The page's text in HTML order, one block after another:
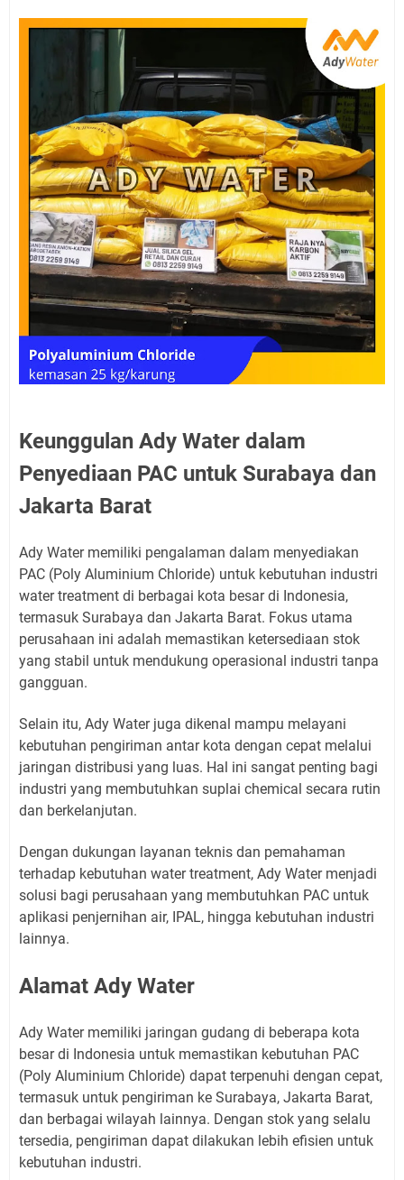
Keunggulan Ady Water dalam
Penyediaan PAC untuk Surabaya dan
Jakarta Barat
Ady Water memiliki pengalaman dalam menyediakan
PAC (Poly Aluminium Chloride) untuk kebutuhan industri
water treatment di berbagai kota besar di Indonesia,
termasuk Surabaya dan Jakarta Barat. Fokus utama
perusahaan ini adalah memastikan ketersediaan stok
yang stabil untuk mendukung operasional industri tanpa
gangguan.
Selain itu, Ady Water juga dikenal mampu melayani
kebutuhan pengiriman antar kota dengan cepat melalui
jaringan distribusi yang luas. Hal ini sangat penting bagi
industri yang membutuhkan suplai chemical secara rutin
dan berkelanjutan.
Dengan dukungan layanan teknis dan pemahaman
terhadap kebutuhan water treatment, Ady Water menjadi
solusi bagi perusahaan yang membutuhkan PAC untuk
aplikasi penjernihan air, IPAL, hingga kebutuhan industri
lainnya.
Alamat Ady Water
Ady Water memiliki jaringan gudang di beberapa kota
besar di Indonesia untuk memastikan kebutuhan PAC
(Poly Aluminium Chloride) dapat terpenuhi dengan cepat,
termasuk untuk pengiriman ke Surabaya, Jakarta Barat,
dan berbagai wilayah lainnya. Dengan stok yang selalu
tersedia, pengiriman dapat dilakukan lebih efisien untuk
kebutuhan industri.